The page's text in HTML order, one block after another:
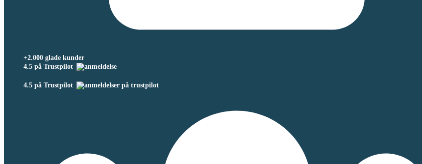
+2.000 glade kunder
4.5 på Trustpilot
4.5 på Trustpilot